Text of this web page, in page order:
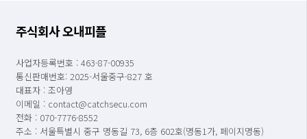
주식회사 오내피플
사업자등록번호 : 463-87-00935
통신판매번호: 2025-서울중구-827 호
대표자 : 조아영
이메일 : contact@catchsecu.com
전화 : 070-7776-8552
주소 : 서울특별시 중구 명동길 73, 6층 602호(명동1가, 페이지명동)